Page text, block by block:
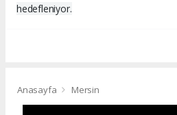
hedefleniyor.
Anasayfa Mersin